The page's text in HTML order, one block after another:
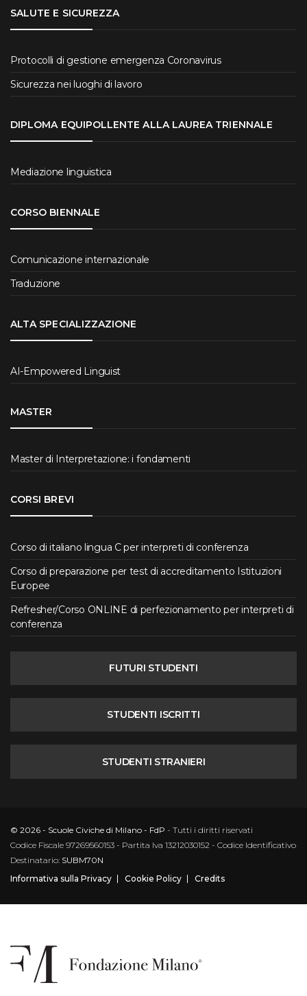
SALUTE E SICUREZZA
Protocolli di gestione emergenza Coronavirus
Sicurezza nei luoghi di lavoro
DIPLOMA EQUIPOLLENTE ALLA LAUREA TRIENNALE
Mediazione linguistica
CORSO BIENNALE
Comunicazione internazionale
Traduzione
ALTA SPECIALIZZAZIONE
AI-Empowered Linguist
MASTER
Master di Interpretazione: i fondamenti
CORSI BREVI
Corso di italiano lingua C per interpreti di conferenza
Corso di preparazione per test di accreditamento Istituzioni
Europee
Refresher/Corso ONLINE di perfezionamento per interpreti di
conferenza
FUTURI STUDENTI
STUDENTI ISCRITTI
STUDENTI STRANIERI
© 2026 - Scuole Civiche di Milano - FdP - Tutti i diritti riservati
Codice Fiscale 97269560153 - Partita Iva 13212030152 - Codice Identificativo
Destinatario: SUBM70N
Informativa sulla Privacy
Cookie Policy Credits